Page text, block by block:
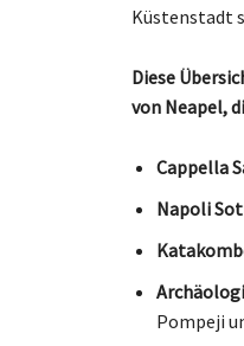
Küstenstadt
Diese
von Neapel,
Cappella
Napoli
Pompeji